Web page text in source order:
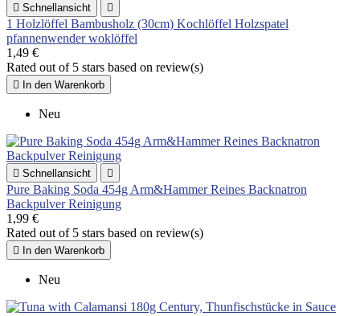
 Schnellansicht 
1 Holzlöffel Bambusholz (30cm) Kochlöffel Holzspatel
pfannenwender woklöffel
1,49 €
Rated out of 5 stars based on review(s)
 In den Warenkorb
Neu
 Schnellansicht 
Pure Baking Soda 454g Arm&Hammer Reines Backnatron
Backpulver Reinigung
1,99 €
Rated out of 5 stars based on review(s)
 In den Warenkorb
Neu